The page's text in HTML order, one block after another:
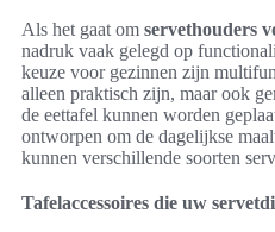
Als het gaat om servethouders
nadruk vaak gelegd op
keuze voor gezinnen zijn
alleen praktisch zijn, maar ook
de eettafel kunnen worden
ontworpen om de dagelijkse
kunnen verschillende soorten
Tafelaccessoires die uw